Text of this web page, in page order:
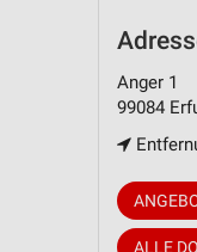
Anger 1
99084
ALLE